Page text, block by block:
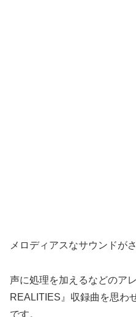
メロディアスなサウンドが
声に処理を加えるなどのア
REALITIES』収録曲を思わ
です。